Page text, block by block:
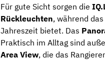
Für gute Sicht sorgen die
Rückleuchten, während das
Jahreszeit bietet. Das
Praktisch im Alltag sind
Area View, die das